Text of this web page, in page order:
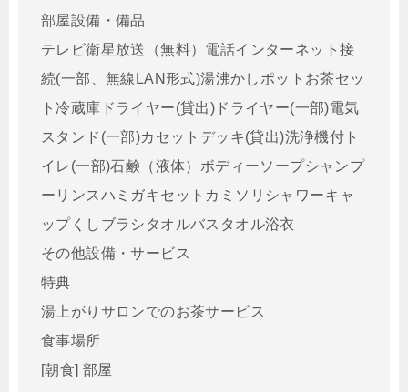
部屋設備・備品
テレビ衛星放送（無料）電話インターネット接
続(一部、無線LAN形式)湯沸かしポットお茶セッ
ト冷蔵庫ドライヤー(貸出)ドライヤー(一部)電気
スタンド(一部)カセットデッキ(貸出)洗浄機付ト
イレ(一部)石鹸（液体）ボディーソープシャンプ
ーリンスハミガキセットカミソリシャワーキャ
ップくしブラシタオルバスタオル浴衣
その他設備・サービス
特典
湯上がりサロンでのお茶サービス
食事場所
[朝食] 部屋